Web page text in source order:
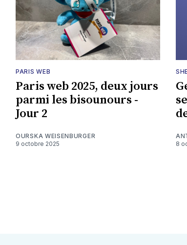
PARIS WEB
Paris web 2025, deux jours
parmi les bisounours -
Jour 2
OURSKA WEISENBURGER
9 octobre 2025
8